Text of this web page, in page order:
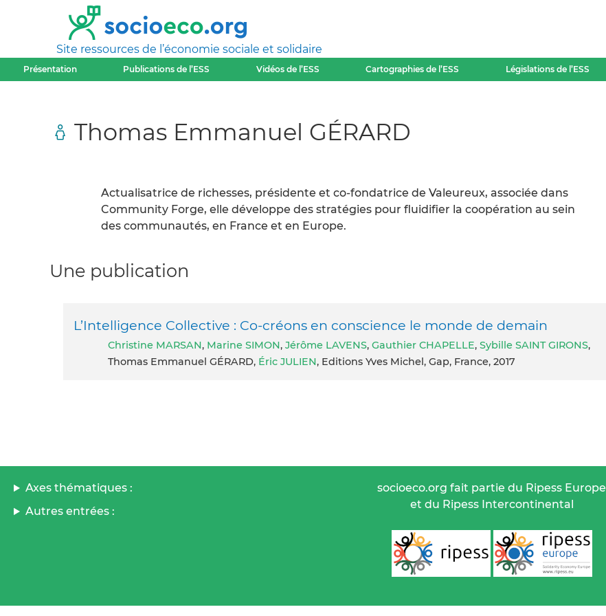
Site ressources de l’économie sociale et solidaire
Présentation Publications de l’ESS Vidéos de l’ESS Cartographies de l’ESS Législations de l’ESS
Thomas Emmanuel GÉRARD
Actualisatrice de richesses, présidente et co-fondatrice de Valeureux, associée dans
Community Forge, elle développe des stratégies pour fluidifier la coopération au sein
des communautés, en France et en Europe.
Une publication
L’Intelligence Collective : Co-créons en conscience le monde de demain
Christine MARSAN, Marine SIMON, Jérôme LAVENS, Gauthier CHAPELLE, Sybille SAINT GIRONS,
Thomas Emmanuel GÉRARD, Éric JULIEN, Editions Yves Michel, Gap, France, 2017
Axes thématiques :
Autres entrées :
socioeco.org fait partie du Ripess Europe
et du Ripess Intercontinental